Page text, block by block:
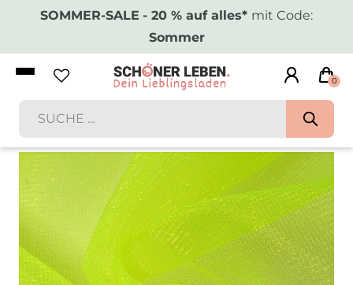
SOMMER-SALE - 20 % auf alles* mit Code:
Sommer
0